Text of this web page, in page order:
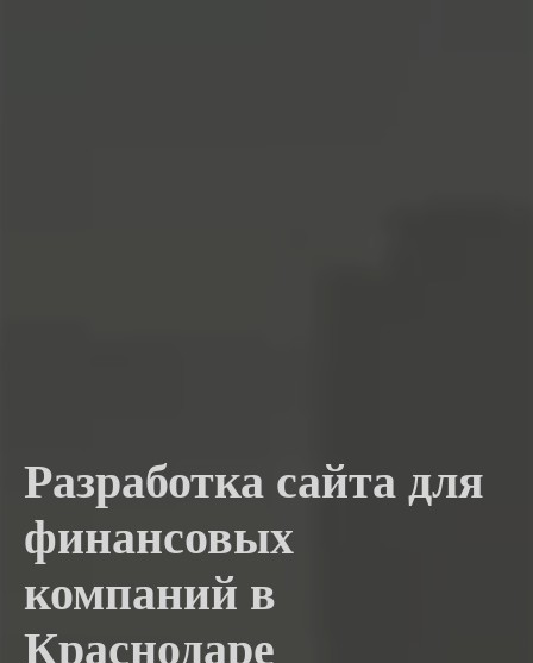
Разработка сайта для
финансовых
компаний в
Краснодаре